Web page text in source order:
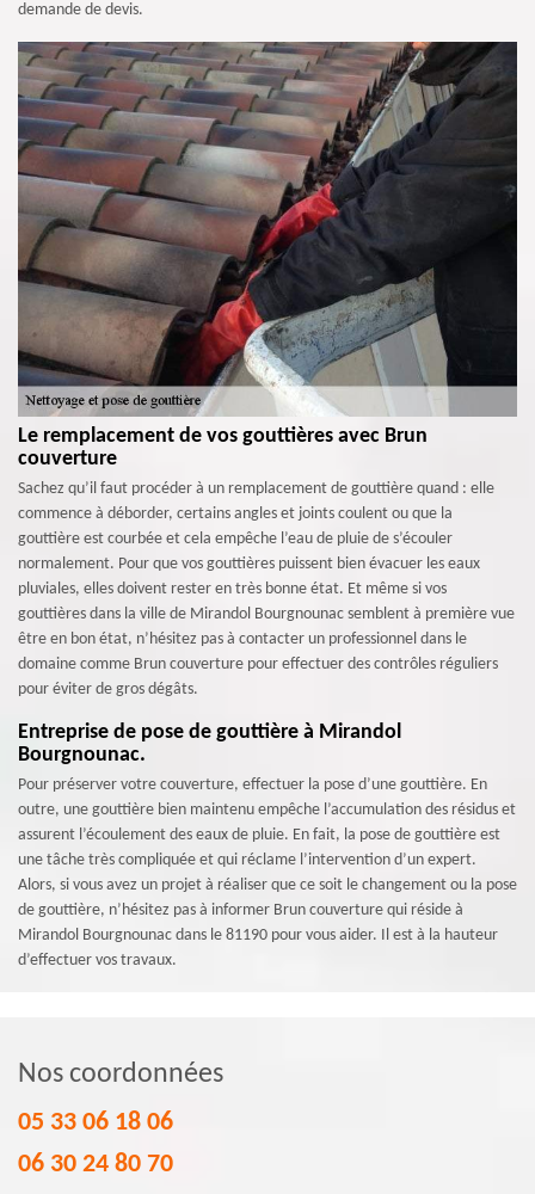
demande de devis.
Le remplacement de vos gouttières avec Brun
couverture
Sachez qu’il faut procéder à un remplacement de gouttière quand : elle
commence à déborder, certains angles et joints coulent ou que la
gouttière est courbée et cela empêche l’eau de pluie de s’écouler
normalement. Pour que vos gouttières puissent bien évacuer les eaux
pluviales, elles doivent rester en très bonne état. Et même si vos
gouttières dans la ville de Mirandol Bourgnounac semblent à première vue
être en bon état, n’hésitez pas à contacter un professionnel dans le
domaine comme Brun couverture pour effectuer des contrôles réguliers
pour éviter de gros dégâts.
Entreprise de pose de gouttière à Mirandol
Bourgnounac.
Pour préserver votre couverture, effectuer la pose d’une gouttière. En
outre, une gouttière bien maintenu empêche l’accumulation des résidus et
assurent l’écoulement des eaux de pluie. En fait, la pose de gouttière est
une tâche très compliquée et qui réclame l’intervention d’un expert.
Alors, si vous avez un projet à réaliser que ce soit le changement ou la pose
de gouttière, n’hésitez pas à informer Brun couverture qui réside à
Mirandol Bourgnounac dans le 81190 pour vous aider. Il est à la hauteur
d’effectuer vos travaux.
Nos coordonnées
05 33 06 18 06
06 30 24 80 70